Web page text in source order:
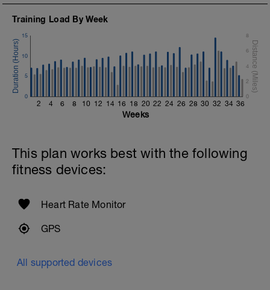
Training Load By Week
2 4 6 8 10 12 14 16 18 20 22 24 26 28 30 32 34 36
0
5
10
15
0
2
4
6
8
Weeks
This plan works best with the following
fitness devices:
Heart Rate Monitor
GPS
All supported devices